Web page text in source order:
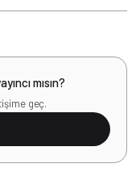
mısın?
geç.